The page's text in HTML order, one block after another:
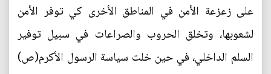
على زعزعة الأمن في المناطق الأخرى كي توفر الأمن
لشعوبها، وتخلق الحروب والصراعات في سبيل توفير
السلم الداخلي، في حين خلت سياسة الرسول الأكرم(ص)